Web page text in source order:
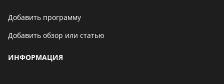
Добавить программу
Добавить обзор или статью
ИНФОРМАЦИЯ